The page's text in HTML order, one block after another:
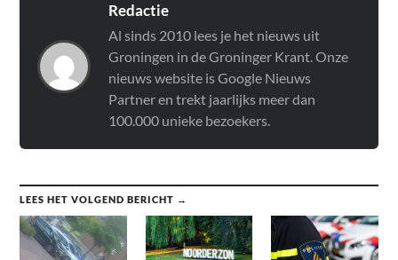
Redactie
Al sinds 2010 lees je het nieuws uit
Groningen in de Groninger Krant. Onze
nieuws website is Google Nieuws
Partner en trekt jaarlijks meer dan
100.000 unieke bezoekers.
LEES HET VOLGEND BERICHT →